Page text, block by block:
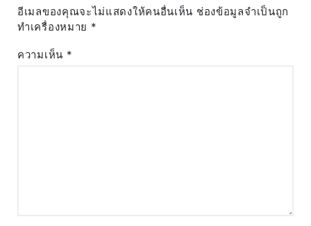
อีเมลของคุณจะไม่แสดงให้คนอื่นเห็น ช่องข้อมูลจำเป็นถูก
ทำเครื่องหมาย *
ความเห็น *